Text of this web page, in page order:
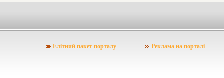
Елітний пакет порталу Реклама на порталі